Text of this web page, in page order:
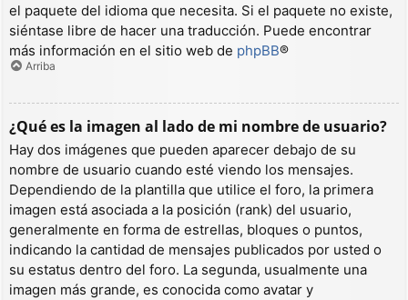
el paquete del idioma que necesita. Si el paquete no existe,
siéntase libre de hacer una traducción. Puede encontrar
más información en el sitio web de phpBB®
Arriba
¿Qué es la imagen al lado de mi nombre de usuario?
Hay dos imágenes que pueden aparecer debajo de su
nombre de usuario cuando esté viendo los mensajes.
Dependiendo de la plantilla que utilice el foro, la primera
imagen está asociada a la posición (rank) del usuario,
generalmente en forma de estrellas, bloques o puntos,
indicando la cantidad de mensajes publicados por usted o
su estatus dentro del foro. La segunda, usualmente una
imagen más grande, es conocida como avatar y